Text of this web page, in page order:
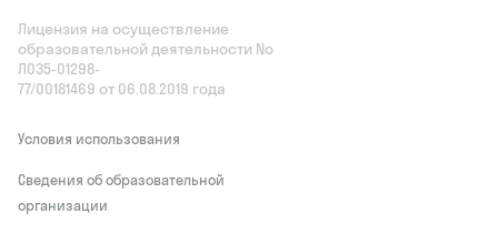
Лицензия на осуществление
образовательной деятельности No
Л035‑01298-
77/00181469 от 06.08.2019 года
Условия использования
Сведения об образовательной
организации